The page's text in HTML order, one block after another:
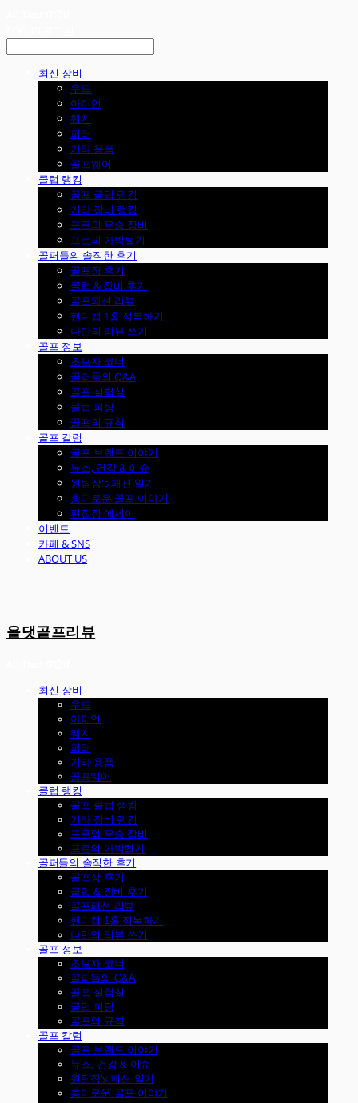
최신 장비
우드
아이언
웨지
퍼터
기타 용품
골프웨어
클럽 랭킹
골프 클럽 랭킹
기타 장비 랭킹
프로의 우승 장비
프로의 가방털기
골퍼들의 솔직한 후기
골프장 후기
클럽 & 장비 후기
골프패션 리뷰
핸디캡 1홀 정복하기
나만의 리뷰 쓰기
골프 정보
초보자 코너
골퍼들의 Q&A
골프 실험실
클럽 피팅
골프의 규칙
골프 칼럼
골프 브랜드 이야기
뉴스, 건강 & 이슈
원팀장's 패션 일기
흥미로운 골프 이야기
편집장 에세이
이벤트
카페 & SNS
ABOUT US
올댓골프리뷰
최신 장비
우드
아이언
웨지
퍼터
기타 용품
골프웨어
클럽 랭킹
골프 클럽 랭킹
기타 장비 랭킹
프로의 우승 장비
프로의 가방털기
골퍼들의 솔직한 후기
골프장 후기
클럽 & 장비 후기
골프패션 리뷰
핸디캡 1홀 정복하기
나만의 리뷰 쓰기
골프 정보
초보자 코너
골퍼들의 Q&A
골프 실험실
클럽 피팅
골프의 규칙
골프 칼럼
골프 브랜드 이야기
뉴스, 건강 & 이슈
원팀장's 패션 일기
흥미로운 골프 이야기